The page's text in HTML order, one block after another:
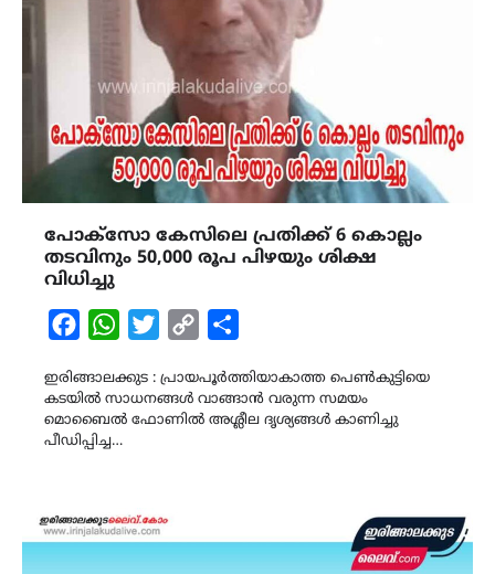
പോക്സോ കേസിലെ പ്രതിക്ക് 6 കൊല്ലം
തടവിനും 50,000 രൂപ പിഴയും ശിക്ഷ
വിധിച്ചു
FacebookWhatsAppTwitterCopy
ഇരിങ്ങാലക്കുട : പ്രായപൂർത്തിയാകാത്ത പെൺകുട്ടിയെ
കടയിൽ സാധനങ്ങൾ വാങ്ങാൻ വരുന്ന സമയം
മൊബൈൽ ഫോണിൽ അശ്ലീല ദൃശ്യങ്ങൾ കാണിച്ചു
പീഡിപ്പിച്ച…